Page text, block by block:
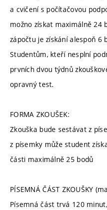
a cvičení s počítačovou
možno získat maximálně 24
zápočtu je získání alespoň 6
Studentům, kteří nesplní
prvních dvou týdnů
opravný test.
FORMA ZKOUŠEK:
Zkouška bude sestávat z
z písemky může student
části maximálně 25 bodů
PÍSEMNÁ ČÁST ZKOUŠKY
Písemná část trvá 120